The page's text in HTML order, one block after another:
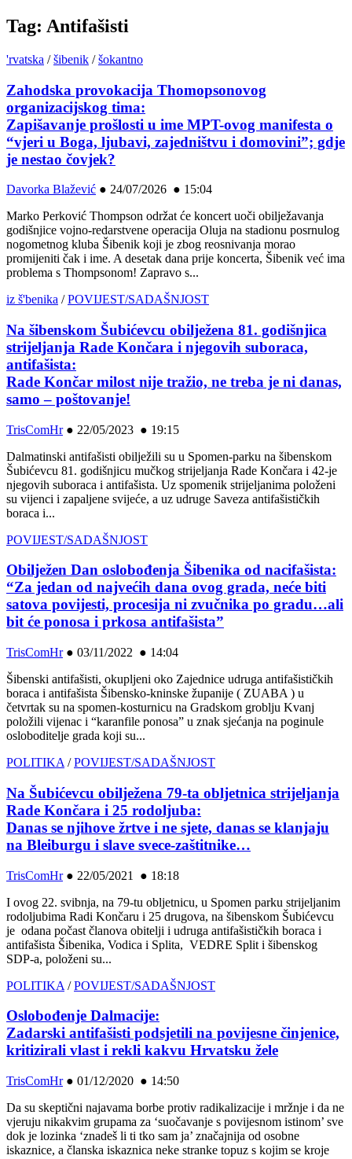
Tag: Antifašisti
'rvatska /šibenik /šokantno
Zahodska provokacija Thomopsonovog
organizacijskog tima:
Zapišavanje prošlosti u ime MPT-ovog manifesta o
“vjeri u Boga, ljubavi, zajedništvu i domovini”; gdje
je nestao čovjek?
Davorka Blažević ● 24/07/2026 ● 15:04
Marko Perković Thompson održat će koncert uoči obilježavanja
godišnjice vojno-redarstvene operacija Oluja na stadionu posrnulog
nogometnog kluba Šibenik koji je zbog reosnivanja morao
promijeniti čak i ime. A desetak dana prije koncerta, Šibenik već ima
problema s Thompsonom! Zapravo s...
iz š'benika /POVIJEST/SADAŠNJOST
Na šibenskom Šubićevcu obilježena 81. godišnjica
strijeljanja Rade Končara i njegovih suboraca,
antifašista:
Rade Končar milost nije tražio, ne treba je ni danas,
samo – poštovanje!
TrisComHr● 22/05/2023 ● 19:15
Dalmatinski antifašisti obilježili su u Spomen-parku na šibenskom
Šubićevcu 81. godišnjicu mučkog strijeljanja Rade Končara i 42-je
njegovih suboraca i antifašista. Uz spomenik strijeljanima položeni
su vijenci i zapaljene svijeće, a uz udruge Saveza antifašističkih
boraca i...
POVIJEST/SADAŠNJOST
Obilježen Dan oslobođenja Šibenika od nacifašista:
“Za jedan od najvećih dana ovog grada, neće biti
satova povijesti, procesija ni zvučnika po gradu…ali
bit će ponosa i prkosa antifašista”
TrisComHr● 03/11/2022 ● 14:04
Šibenski antifašisti, okupljeni oko Zajednice udruga antifašističkih
boraca i antifašista Šibensko-kninske županije ( ZUABA ) u
četvrtak su na spomen-kosturnicu na Gradskom groblju Kvanj
položili vijenac i “karanfile ponosa” u znak sjećanja na poginule
osloboditelje grada koji su...
POLITIKA /POVIJEST/SADAŠNJOST
Na Šubićevcu obilježena 79-ta obljetnica strijeljanja
Rade Končara i 25 rodoljuba:
Danas se njihove žrtve i ne sjete, danas se klanjaju
na Bleiburgu i slave svece-zaštitnike…
TrisComHr● 22/05/2021 ● 18:18
I ovog 22. svibnja, na 79-tu obljetnicu, u Spomen parku strijeljanim
rodoljubima Radi Končaru i 25 drugova, na šibenskom Šubićevcu
je odana počast članova obitelji i udruga antifašističkih boraca i
antifašista Šibenika, Vodica i Splita, VEDRE Split i šibenskog
SDP-a, položeni su...
POLITIKA /POVIJEST/SADAŠNJOST
Oslobođenje Dalmacije:
Zadarski antifašisti podsjetili na povijesne činjenice,
kritizirali vlast i rekli kakvu Hrvatsku žele
TrisComHr● 01/12/2020 ● 14:50
Da su skeptični najavama borbe protiv radikalizacije i mržnje i da ne
vjeruju nikakvim grupama za ‘suočavanje s povijesnom istinom’ sve
dok je lozinka ‘znadeš li ti tko sam ja’ značajnija od osobne
iskaznice, a članska iskaznica neke stranke topuz s kojim se kroje